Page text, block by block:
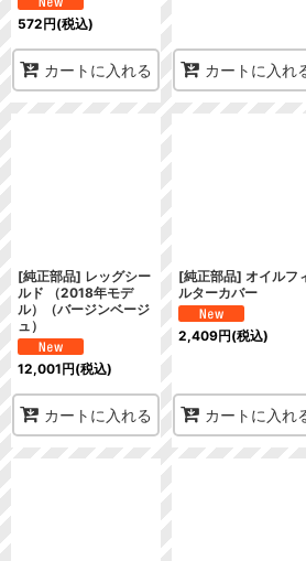
572円(税込)
カートに入れる カートに入れ
[純正部品] レッグシー
ルド （2018年モデ
ル）（バージンベージ
ュ）
12,001円(税込)
カートに入れる
[純正部品] オイルフ
ルターカバー
2,409円(税込)
カートに入れ